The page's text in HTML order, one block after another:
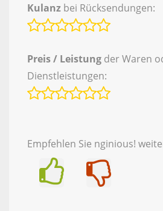
Kulanz bei Rücksendungen:
Preis / Leistung der Waren
Dienstleistungen:
Empfehlen Sie nginious!